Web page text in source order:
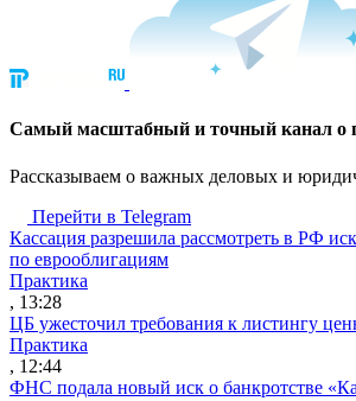
Cамый масштабный и точный канал о
Рассказываем о важных деловых и
Перейти в Telegram
Кассация разрешила рассмотреть в РФ
по еврооблигациям
Практика
, 13:28
ЦБ ужесточил требования к листингу
Практика
, 12:44
ФНС подала новый иск о банкротстве